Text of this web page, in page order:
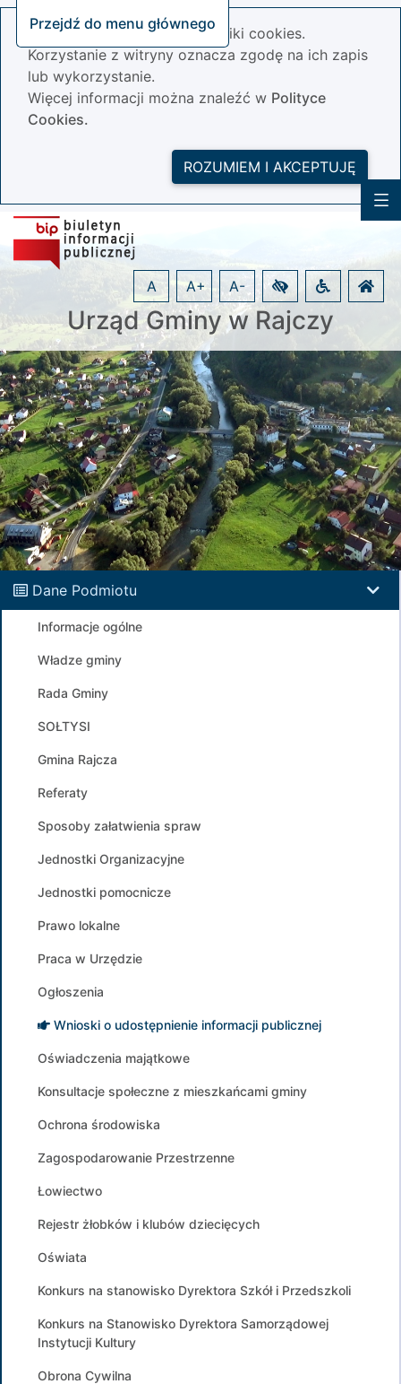
Przejdź do menu głównego
Nasza strona wykorzystuje pliki cookies.
Korzystanie z witryny oznacza zgodę na ich zapis
lub wykorzystanie.
Więcej informacji można znaleźć w Polityce
Cookies.
ROZUMIEM I AKCEPTUJĘ
Urząd Gminy w Rajczy
A A+ A-
Dane Podmiotu
Informacje ogólne
Władze gminy
Rada Gminy
SOŁTYSI
Gmina Rajcza
Referaty
Sposoby załatwienia spraw
Jednostki Organizacyjne
Jednostki pomocnicze
Prawo lokalne
Praca w Urzędzie
Ogłoszenia
Wnioski o udostępnienie informacji publicznej
Oświadczenia majątkowe
Konsultacje społeczne z mieszkańcami gminy
Ochrona środowiska
Zagospodarowanie Przestrzenne
Łowiectwo
Rejestr żłobków i klubów dziecięcych
Oświata
Konkurs na stanowisko Dyrektora Szkół i Przedszkoli
Konkurs na Stanowisko Dyrektora Samorządowej
Instytucji Kultury
Obrona Cywilna